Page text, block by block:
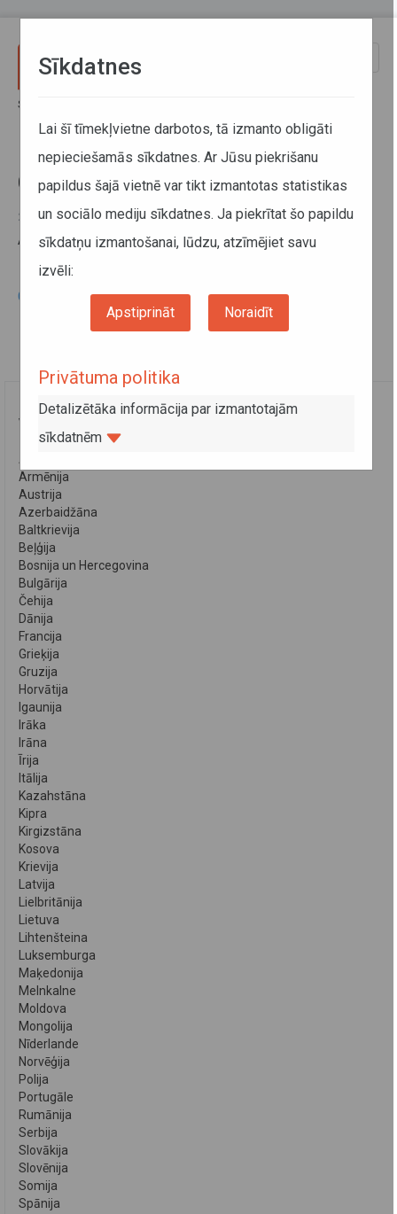
Sākums
Ceļu lietošanas maksa
29. janvāris 2015
Ar ceļu lietošanas maksu var iepazītiesšeit .
Ceļu lietošanas maksa ārvalstīs
VALSTIS
Albānija
Armēnija
Austrija
Azerbaidžāna
Baltkrievija
Beļģija
Bosnija un Hercegovina
Bulgārija
Čehija
Dānija
Francija
Grieķija
Gruzija
Horvātija
Igaunija
Irāka
Irāna
Īrija
Itālija
Kazahstāna
Kipra
Kirgizstāna
Kosova
Krievija
Latvija
Lielbritānija
Lietuva
Lihtenšteina
Luksemburga
Maķedonija
Melnkalne
Moldova
Mongolija
Nīderlande
Norvēģija
Polija
Portugāle
Rumānija
Serbija
Slovākija
Slovēnija
Somija
Spānija
Sīkdatnes
Lai šī tīmekļvietne darbotos, tā izmanto obligāti
nepieciešamās sīkdatnes. Ar Jūsu piekrišanu
papildus šajā vietnē var tikt izmantotas statistikas
un sociālo mediju sīkdatnes. Ja piekrītat šo papildu
sīkdatņu izmantošanai, lūdzu, atzīmējiet savu
izvēli:
Apstiprināt Noraidīt
Privātuma politika
Detalizētāka informācija par izmantotajām
sīkdatnēm